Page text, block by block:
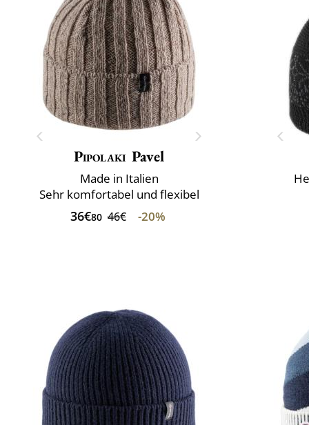
Pipolaki Pavel
Made in Italien
Sehr komfortabel und flexibel
36€80 46€ -20%